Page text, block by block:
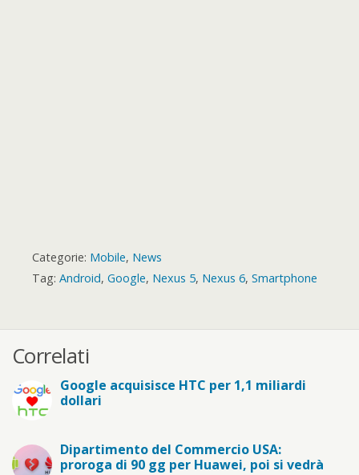
Categorie: Mobile, News
Tag: Android, Google, Nexus 5, Nexus 6, Smartphone
Correlati
Google acquisisce HTC per 1,1 miliardi
dollari
Dipartimento del Commercio USA:
proroga di 90 gg per Huawei, poi si vedrà